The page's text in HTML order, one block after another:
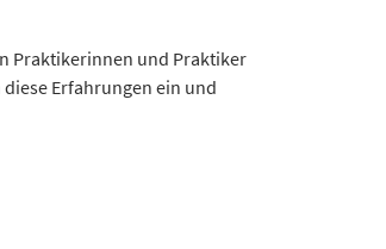
Praktikerinnen und Praktiker
Erfahrungen ein und